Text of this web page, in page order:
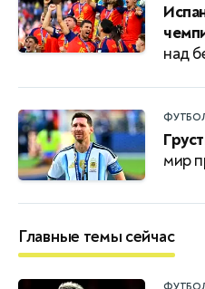
над
мир
Главные темы сейчас